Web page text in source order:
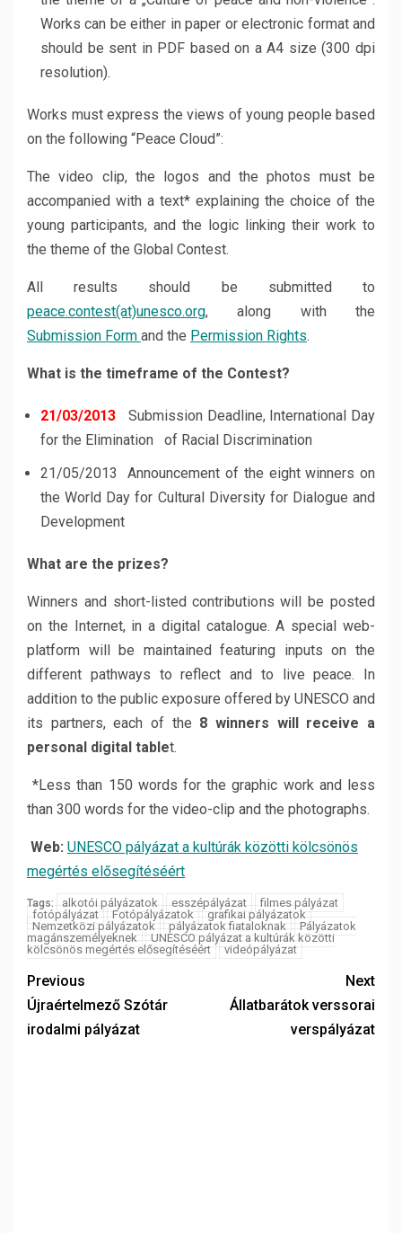
Works can be either in paper or electronic format and
should be sent in PDF based on a A4 size (300 dpi
resolution).
Works must express the views of young people based
on the following “Peace Cloud”:
The video clip, the logos and the photos must be
accompanied with a text* explaining the choice of the
young participants, and the logic linking their work to
the theme of the Global Contest.
All results should be submitted to
peace.contest(at)unesco.org, along with the
Submission Form and the Permission Rights.
What is the timeframe of the Contest?
21/03/2013
Submission Deadline, International Day
for the Elimination of Racial Discrimination
21/05/2013 Announcement of the eight winners on
the World Day for Cultural Diversity for Dialogue and
Development
What are the prizes?
Winners and short-listed contributions will be posted
on the Internet, in a digital catalogue. A special web-
platform will be maintained featuring inputs on the
different pathways to reflect and to live peace. In
addition to the public exposure offered by UNESCO and
its partners, each of the 8 winners will receive a
personal digital tablet.
*Less than 150 words for the graphic work and less
than 300 words for the video-clip and the photographs.
Web: UNESCO pályázat a kultúrák közötti kölcsönös
megértés elősegítéséért
Tags: alkotói pályázatok esszépályázat
filmes pályázat
fotópályázat
Fotópályázatok
grafikai pályázatok
Nemzetközi pályázatok
pályázatok fiataloknak
Pályázatok
magánszemélyeknek
UNESCO pályázat a kultúrák közötti
kölcsönös megértés elősegítéséért
videópályázat
Previous
Újraértelmező Szótár
irodalmi pályázat
Next
Állatbarátok verssorai
verspályázat